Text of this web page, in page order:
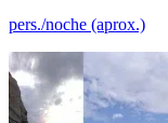
pers./noche (aprox.)